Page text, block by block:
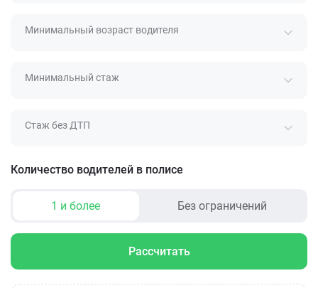
Минимальный возраст водителя
Минимальный стаж
Стаж без ДТП
Количество водителей в полисе
1 и более Без ограничений
Рассчитать